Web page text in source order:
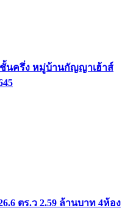
นครึ่ง หมู่บ้านกัญญาเฮ้าส์
ตร.ว 2.59 ล้านบาท 4ห้อง